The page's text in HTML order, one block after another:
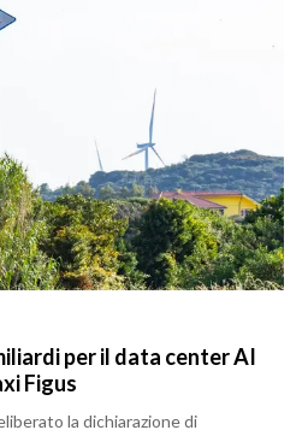
per il data center AI
Figus
la dichiarazione di